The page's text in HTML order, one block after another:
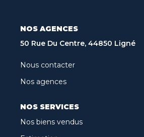
CONTACT
NOS AGENCES
50 Rue Du Centre, 44850 Ligné
Nous contacter
Nos agences
NOS SERVICES
Nos biens vendus